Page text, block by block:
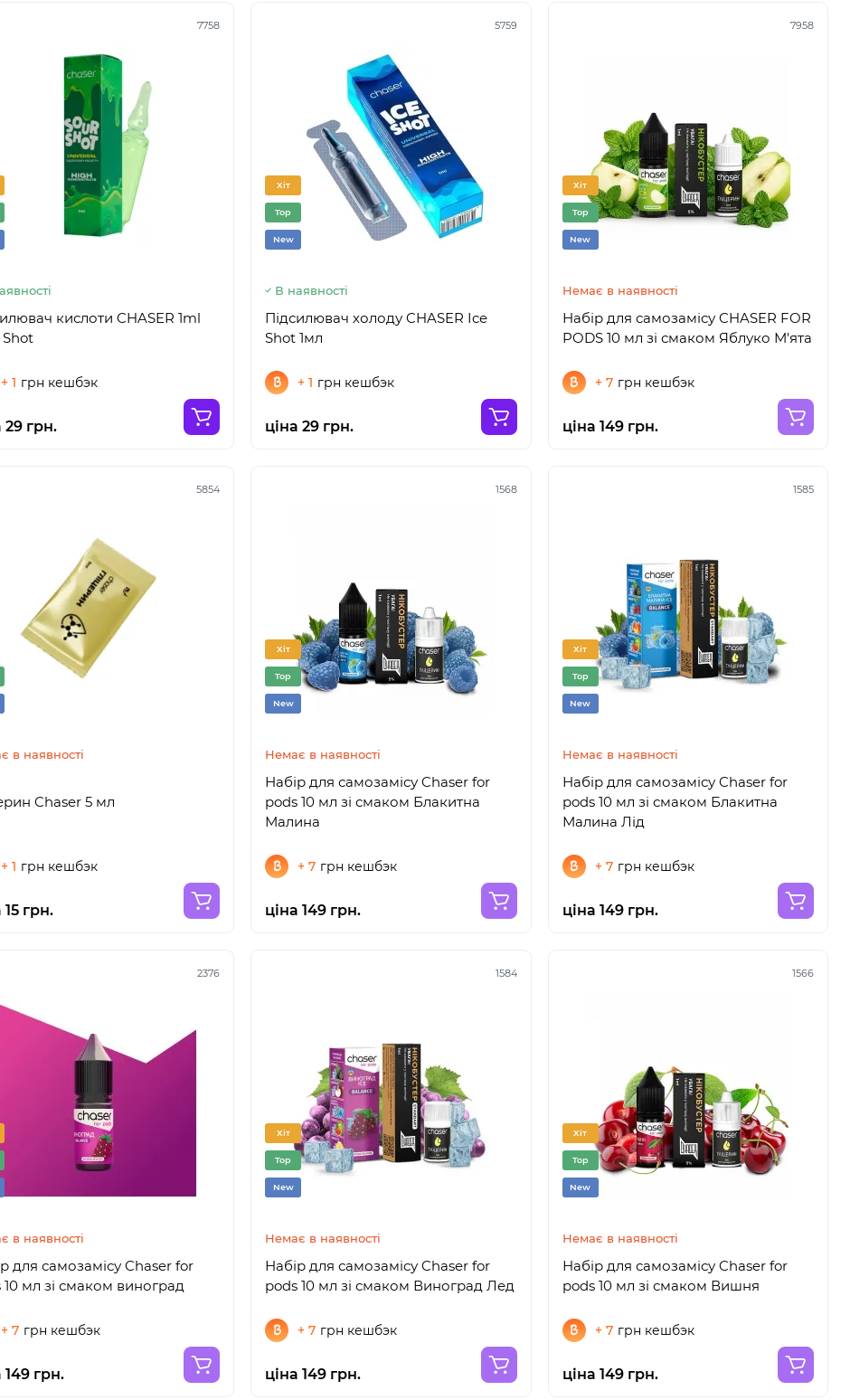
7758
кислоти CHASER 1ml
+ 1 грн кешбэк
29 грн.
5759
Хіт
Top
New
В наявності
Підсилювач холоду CHASER Ice
Shot 1мл
+ 1 грн кешбэк
ціна 29 грн.
7958
Хіт
Top
New
Немає в наявності
Набір для самозамісу CHASER FOR
PODS 10 мл зі смаком Яблуко М'ята
+ 7 грн кешбэк
ціна 149 грн.
5854
в наявності
Chaser 5 мл
+ 1 грн кешбэк
15 грн.
1568
Хіт
Top
New
Немає в наявності
Набір для самозамісу Chaser for
pods 10 мл зі смаком Блакитна
Малина
+ 7 грн кешбэк
ціна 149 грн.
1585
Хіт
Top
New
Немає в наявності
Набір для самозамісу Chaser for
pods 10 мл зі смаком Блакитна
Малина Лід
+ 7 грн кешбэк
ціна 149 грн.
2376
в наявності
для самозамісу Chaser for
10 мл зі смаком виноград
+ 7 грн кешбэк
149 грн.
1584
Хіт
Top
New
Немає в наявності
Набір для самозамісу Chaser for
pods 10 мл зі смаком Виноград Лед
+ 7 грн кешбэк
ціна 149 грн.
1566
Хіт
Top
New
Немає в наявності
Набір для самозамісу Chaser for
pods 10 мл зі смаком Вишня
+ 7 грн кешбэк
ціна 149 грн.